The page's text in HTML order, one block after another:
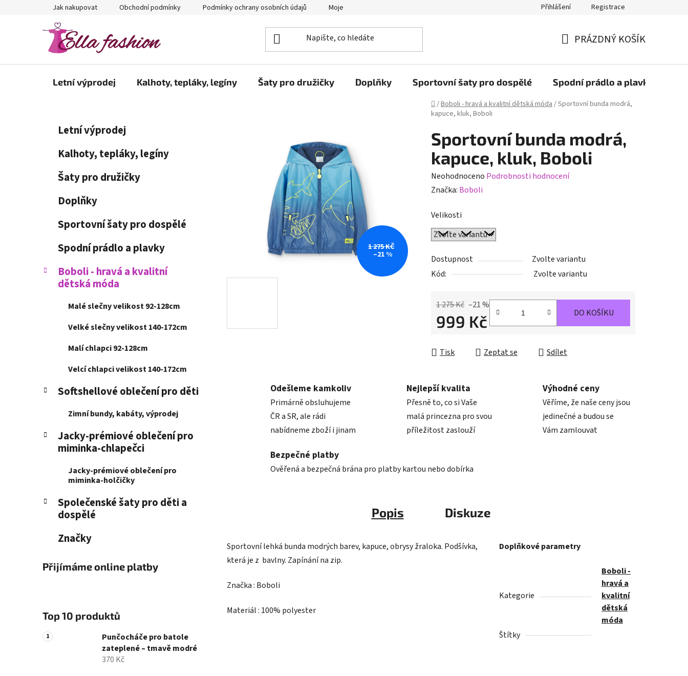
Jak nakupovat Obchodní podmínky Podmínky ochrany osobních údajů Moje objednávka Přihlášení Registrace
KOŠÍK
PRÁZDNÝ KOŠÍK
Letní výprodej Kalhoty, tepláky, legíny Šaty pro družičky Doplňky Sportovní šaty pro dospělé Spodní prádlo a plavky
Domů
/Boboli - hravá a kvalitní dětská móda/Sportovní bunda modrá,
kapuce, kluk, Boboli
n
Přeskočit
kategorie
Letní výprodej
Kalhoty, tepláky, legíny
Šaty pro družičky
Doplňky
Sportovní šaty pro dospělé
Spodní prádlo a plavky
Boboli - hravá a kvalitní
dětská móda
Malé slečny velikost 92-128cm
Velké slečny velikost 140-172cm
Malí chlapci 92-128cm
Velcí chlapci velikost 140-172cm
Softshellové oblečení pro děti
Zimní bundy, kabáty, výprodej
Jacky-prémiové oblečení pro
miminka-chlapečci
Jacky-prémiové oblečení pro
miminka-holčičky
Společenské šaty pro děti a
dospělé
Značky
Přijímáme online platby
Top 10 produktů
Punčocháče pro batole
zateplené – tmavě modré
370 Kč
Sportovní bunda modrá,
kapuce, kluk, Boboli
Průměrné
hodnocení
je
0,0
z
5
hvězdiček.
Neohodnoceno Podrobnosti hodnocení
Značka: Boboli
Velikosti
Dostupnost
Zvolte variantu
Kód:
Zvolte variantu
1 275 Kč –21 %
999 Kč DO KOŠÍKU
Tisk Zeptat se Sdílet
1 275 KČ
–21 %
Odešleme kamkoliv
Primárně obsluhujeme
ČR a SR, ale rádi
nabídneme zboží i jinam
Nejlepší kvalita
Přesně to, co si Vaše
malá princezna pro svou
příležitost zaslouží
Výhodné ceny
Věříme, že naše ceny jsou
jedinečné a budou se
Vám zamlouvat
Bezpečné platby
Ověřená a bezpečná brána pro platby kartou nebo dobírka
Popis Diskuze
Sportovní lehká bunda modrých barev, kapuce, obrysy žraloka. Podšívka,
která je z bavlny. Zapínání na zip.
Značka : Boboli
Materiál : 100% polyester
Doplňkové parametry
Kategorie
Boboli -
hravá a
kvalitní
dětská
móda
Štítky